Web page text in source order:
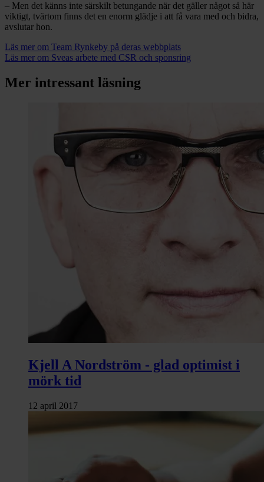
– Men det känns inte särskilt betungande när det gäller något så här
viktigt, tvärtom finns det en enorm glädje i att få vara med och bidra,
avslutar hon.
Läs mer om Team Rynkeby på deras webbplats
Läs mer om Sveas arbete med CSR och sponsring
Mer intressant läsning
Kjell A Nordström - glad optimist i
mörk tid
12 april 2017